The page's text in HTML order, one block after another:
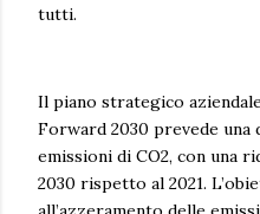
tutti.
Il piano strategico
Forward 2030 prevede
emissioni di CO2, con una
2030 rispetto al 2021.